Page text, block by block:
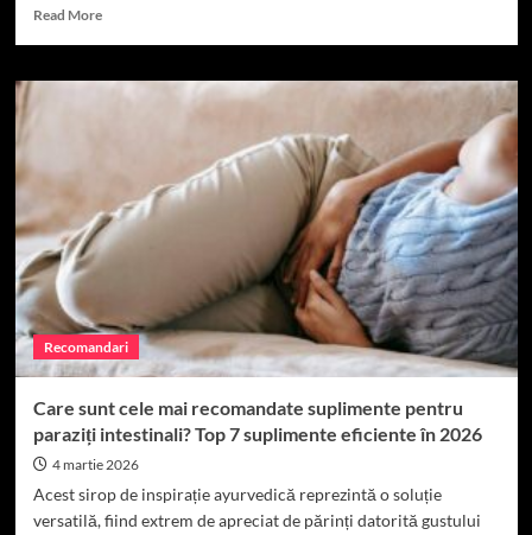
Read MoreRead
De
unde
de
logodnă
cu
și
certificate
în
Recomandari
Care sunt cele mai recomandate suplimente pentru
paraziți intestinali? Top 7 suplimente eficiente în 2026
4 martie 2026
Acest sirop de inspirație ayurvedică reprezintă o soluție
versatilă, fiind extrem de apreciat de părinți datorită gustului